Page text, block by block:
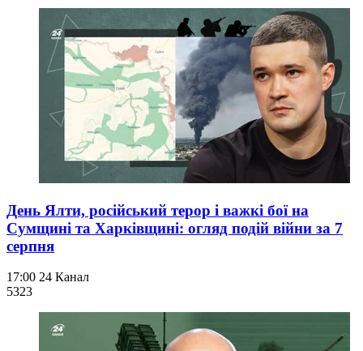
День Ялти, російський терор і важкі бої на
Сумщині та Харківщині: огляд подій війни за 7
серпня
17:00 24 Канал
5323